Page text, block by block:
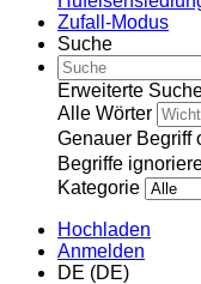
Zufall-Modus
Suche
Erweiterte
Alle Wörter
Genauer Begriff
Begriffe
Kategorie
Hochladen
Anmelden
DE (DE)